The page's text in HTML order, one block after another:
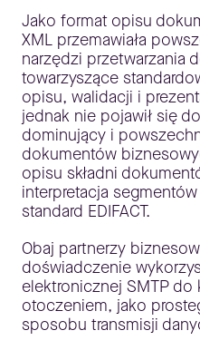
Jako format opisu
XML przemawiała
narzędzi przetwarzania
towarzyszące
opisu, walidacji i
jednak nie pojawił się
dominujący i
dokumentów
opisu składni
interpretacja
standard EDIFACT.
Obaj partnerzy
doświadczenie
elektronicznej SMTP do
otoczeniem, jako
sposobu transmisji